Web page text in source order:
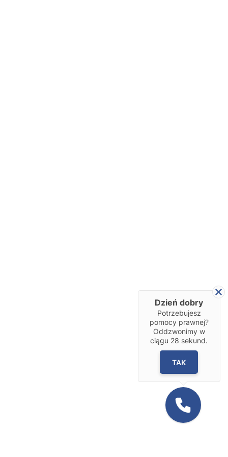
Dzień dobry
Potrzebujesz
pomocy prawnej?
Oddzwonimy w
ciągu 28 sekund.
TAK